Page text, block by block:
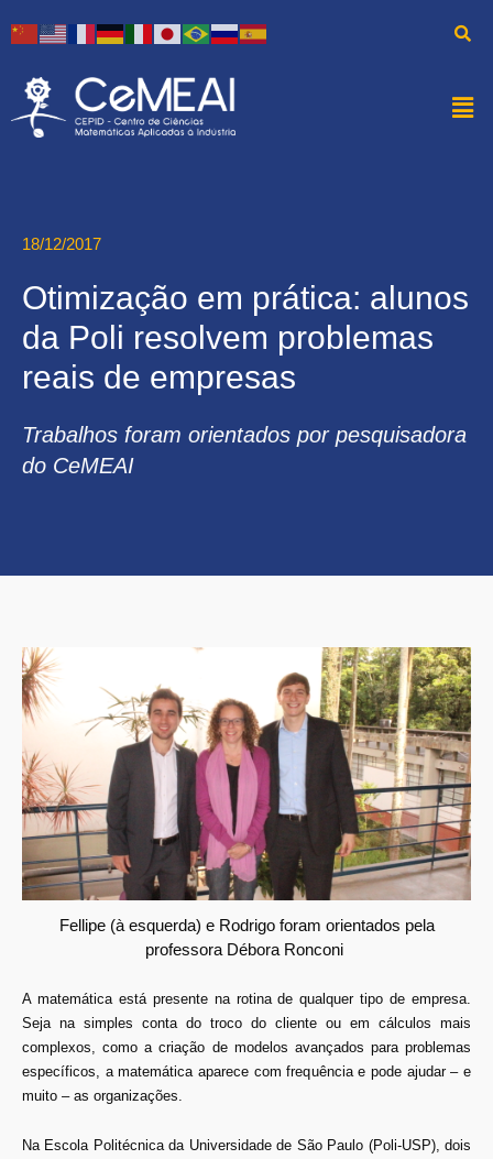
18/12/2017
Otimização em prática: alunos
da Poli resolvem problemas
reais de empresas
Trabalhos foram orientados por pesquisadora
do CeMEAI
Fellipe (à esquerda) e Rodrigo foram orientados pela
professora Débora Ronconi
A matemática está presente na rotina de qualquer tipo de empresa.
Seja na simples conta do troco do cliente ou em cálculos mais
complexos, como a criação de modelos avançados para problemas
específicos, a matemática aparece com frequência e pode ajudar – e
muito – as organizações.
Na Escola Politécnica da Universidade de São Paulo (Poli-USP), dois